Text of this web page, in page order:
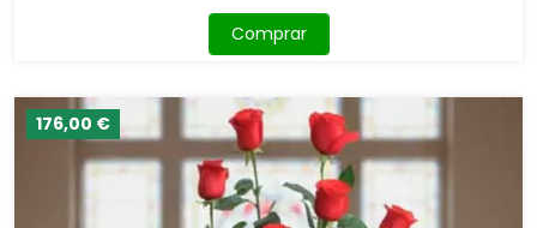
Comprar
176,00 €